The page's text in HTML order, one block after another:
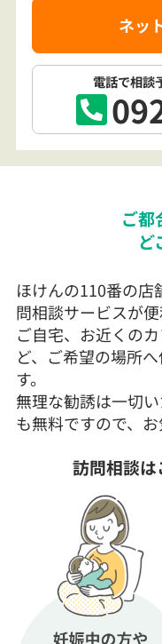
電話で相談
ネッ
ご都
ど
ほけんの110番の
問相談サービスが便
ご自宅、お近くの
ど、ご希望の場所
す。
無理な勧誘は一切
も無料ですので、
訪問相談は